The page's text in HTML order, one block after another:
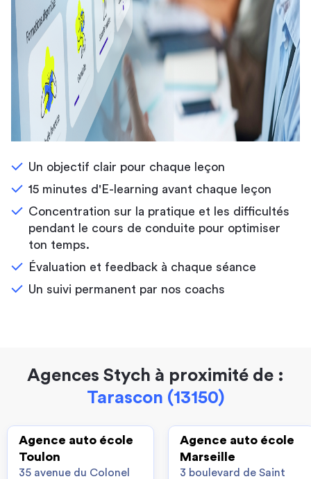
Un objectif clair pour chaque leçon
15 minutes d'E-learning avant chaque leçon
Concentration sur la pratique et les difficultés
pendant le cours de conduite pour optimiser
ton temps.
Évaluation et feedback à chaque séance
Un suivi permanent par nos coachs
Agences Stych à proximité de :
Tarascon (13150)
Agence auto école
Toulon
35 avenue du Colonel
Agence auto école
Marseille
3 boulevard de Saint